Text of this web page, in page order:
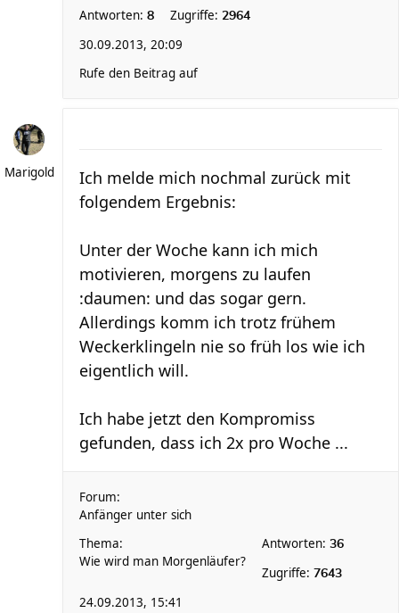
Antworten: 8 Zugriffe: 2964
30.09.2013, 20:09
Rufe den Beitrag auf
Marigold
Ich melde mich nochmal zurück mit
folgendem Ergebnis:
Unter der Woche kann ich mich
motivieren, morgens zu laufen
:daumen: und das sogar gern.
Allerdings komm ich trotz frühem
Weckerklingeln nie so früh los wie ich
eigentlich will.
Ich habe jetzt den Kompromiss
gefunden, dass ich 2x pro Woche ...
Forum:
Anfänger unter sich
Thema:
Wie wird man Morgenläufer?
Antworten: 36
Zugriffe: 7643
24.09.2013, 15:41